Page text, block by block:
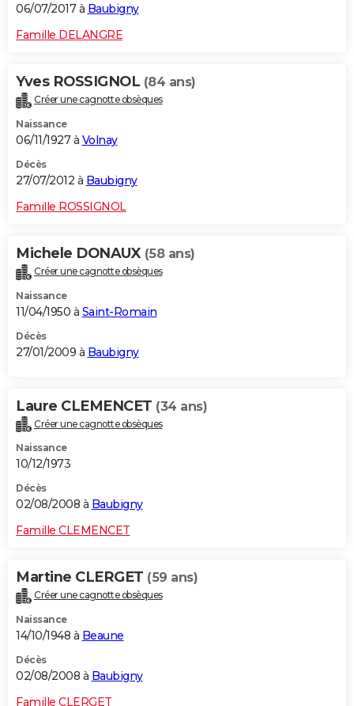
06/07/2017 à Baubigny
Famille DELANGRE
Yves ROSSIGNOL (84 ans)
Créer une cagnotte obsèques
Naissance
06/11/1927 à Volnay
Décès
27/07/2012 à Baubigny
Famille ROSSIGNOL
Michele DONAUX (58 ans)
Créer une cagnotte obsèques
Naissance
11/04/1950 à Saint-Romain
Décès
27/01/2009 à Baubigny
Laure CLEMENCET (34 ans)
Créer une cagnotte obsèques
Naissance
10/12/1973
Décès
02/08/2008 à Baubigny
Famille CLEMENCET
Martine CLERGET (59 ans)
Créer une cagnotte obsèques
Naissance
14/10/1948 à Beaune
Décès
02/08/2008 à Baubigny
Famille CLERGET